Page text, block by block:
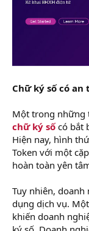
Chữ ký số có an
Một trong những
chữ ký sốcó bắt
Hiện nay, hình
Token với một
hoàn toàn yên
Tuy nhiên,
dụng dịch vụ.
khiến doanh